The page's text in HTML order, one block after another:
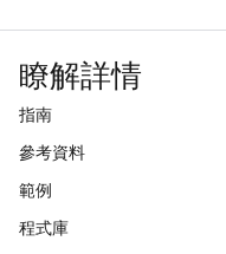
瞭解詳情
指南
參考資料
範例
程式庫